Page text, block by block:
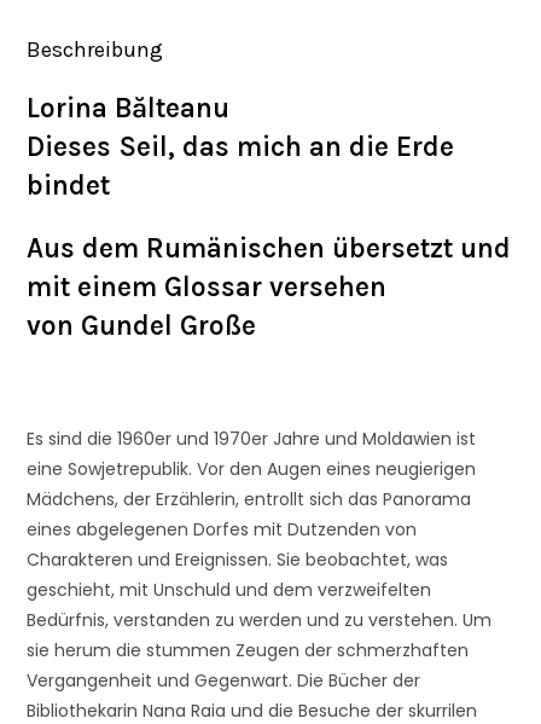
Beschreibung
Lorina Bălteanu
Dieses Seil, das mich an die Erde
bindet
Aus dem Rumänischen übersetzt und
mit einem Glossar versehen
von Gundel Große
Es sind die 1960er und 1970er Jahre und Moldawien ist
eine Sowjetrepublik. Vor den Augen eines neugierigen
Mädchens, der Erzählerin, entrollt sich das Panorama
eines abgelegenen Dorfes mit Dutzenden von
Charakteren und Ereignissen. Sie beobachtet, was
geschieht, mit Unschuld und dem verzweifelten
Bedürfnis, verstanden zu werden und zu verstehen. Um
sie herum die stummen Zeugen der schmerzhaften
Vergangenheit und Gegenwart. Die Bücher der
Bibliothekarin Nana Raia und die Besuche der skurrilen